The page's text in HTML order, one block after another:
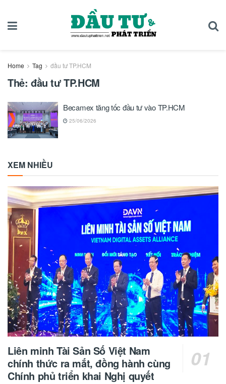
Home Tag đầu tư TP.HCM
Thẻ: đầu tư TP.HCM
Becamex tăng tốc đầu tư vào TP.HCM
25/06/2026
XEM NHIỀU
Liên minh Tài Sản Số Việt Nam
chính thức ra mắt, đồng hành cùng
Chính phủ triển khai Nghị quyết